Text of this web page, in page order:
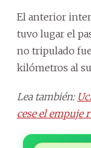
El anterior
tuvo lugar el
no tripulado
kilómetros al
Lea también:
cese el empuje